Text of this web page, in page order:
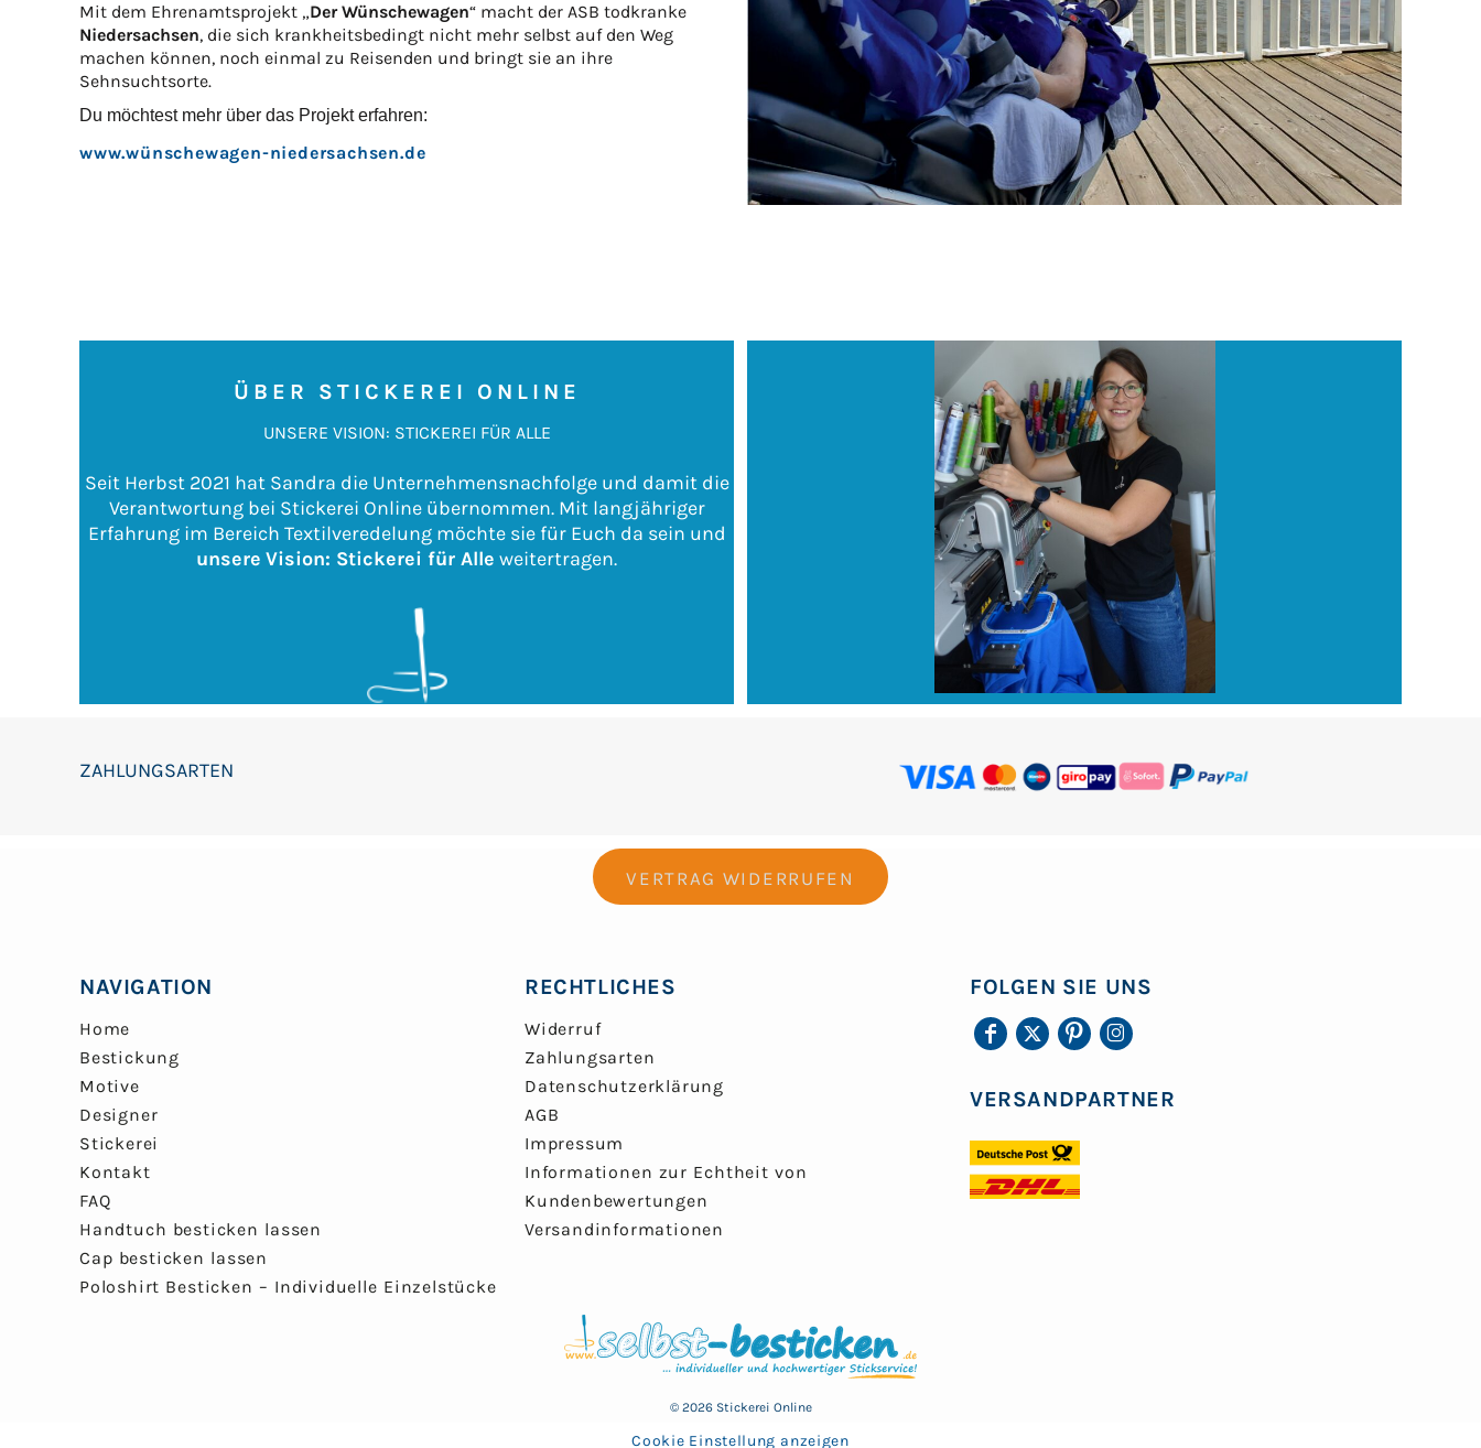
Mit dem Ehrenamtsprojekt „Der Wünschewagen“ macht der ASB todkranke
Niedersachsen, die sich krankheitsbedingt nicht mehr selbst auf den Weg
machen können, noch einmal zu Reisenden und bringt sie an ihre
Sehnsuchtsorte.
Du möchtest mehr über das Projekt erfahren:
www.wünschewagen-niedersachsen.de
ÜBER STICKEREI ONLINE
UNSERE VISION: STICKEREI FÜR ALLE
Seit Herbst 2021 hat Sandra die Unternehmensnachfolge und damit die
Verantwortung bei Stickerei Online übernommen. Mit langjähriger
Erfahrung im Bereich Textilveredelung möchte sie für Euch da sein und
unsere Vision: Stickerei für Alle weitertragen.
ZAHLUNGSARTEN
VERTRAG WIDERRUFEN
NAVIGATION
Home
Bestickung
Motive
Designer
Stickerei
Kontakt
FAQ
Handtuch besticken lassen
Cap besticken lassen
Poloshirt Besticken – Individuelle Einzelstücke
RECHTLICHES
Widerruf
Zahlungsarten
Datenschutzerklärung
AGB
Impressum
Informationen zur Echtheit von
Kundenbewertungen
Versandinformationen
FOLGEN SIE UNS
VERSANDPARTNER
© 2026 Stickerei Online
Cookie Einstellung anzeigen